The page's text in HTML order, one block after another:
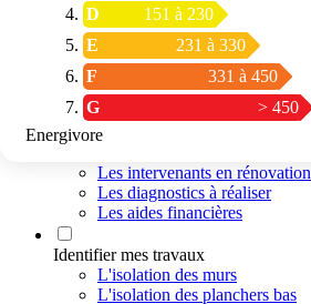
Les intervenants en rénovation
Les diagnostics à réaliser
Les aides financières
Identifier mes travaux
L'isolation des murs
L'isolation des planchers bas
D
151 à 230
E
231 à 330
F
331 à 450
G
> 450
Energivore